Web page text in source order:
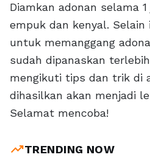
Diamkan adonan selama
empuk dan kenyal.
untuk memanggang
sudah dipanaskan
mengikuti tips dan trik di
dihasilkan akan menjadi
Selamat mencoba!
trending_upTRENDING NOW